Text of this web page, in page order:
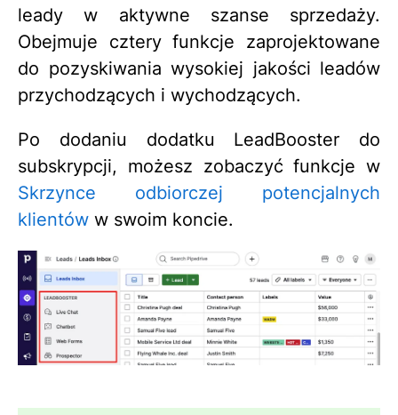
leady w aktywne szanse sprzedaży.
Obejmuje cztery funkcje zaprojektowane
do pozyskiwania wysokiej jakości leadów
przychodzących i wychodzących.
Po dodaniu dodatku LeadBooster do
subskrypcji, możesz zobaczyć funkcje w
Skrzynce odbiorczej potencjalnych
klientów w swoim koncie.